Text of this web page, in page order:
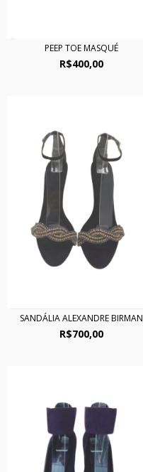
PEEP TOE MASQUÉ
R$400,00
SANDÁLIA ALEXANDRE BIRMAN
R$700,00